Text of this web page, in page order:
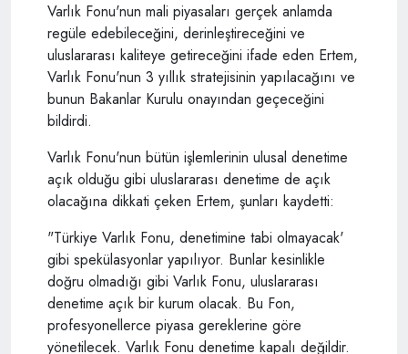
Varlık Fonu'nun mali piyasaları gerçek anlamda
regüle edebileceğini, derinleştireceğini ve
uluslararası kaliteye getireceğini ifade eden Ertem,
Varlık Fonu'nun 3 yıllık stratejisinin yapılacağını ve
bunun Bakanlar Kurulu onayından geçeceğini
bildirdi.
Varlık Fonu'nun bütün işlemlerinin ulusal denetime
açık olduğu gibi uluslararası denetime de açık
olacağına dikkati çeken Ertem, şunları kaydetti:
"Türkiye Varlık Fonu, denetimine tabi olmayacak'
gibi spekülasyonlar yapılıyor. Bunlar kesinlikle
doğru olmadığı gibi Varlık Fonu, uluslararası
denetime açık bir kurum olacak. Bu Fon,
profesyonellerce piyasa gereklerine göre
yönetilecek. Varlık Fonu denetime kapalı değildir.